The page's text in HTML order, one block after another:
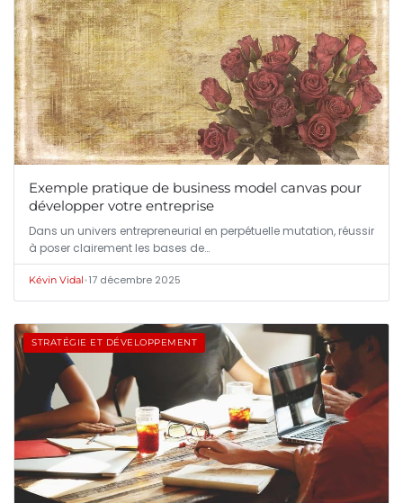
Exemple pratique de business model canvas pour
développer votre entreprise
Dans un univers entrepreneurial en perpétuelle mutation, réussir
à poser clairement les bases de…
Kévin Vidal•17 décembre 2025
STRATÉGIE ET DÉVELOPPEMENT